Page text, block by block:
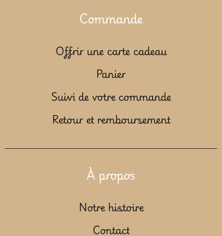
Commande
Offrir une carte cadeau
Panier
Suivi de votre commande
Retour et remboursement
À propos
Notre histoire
Contact